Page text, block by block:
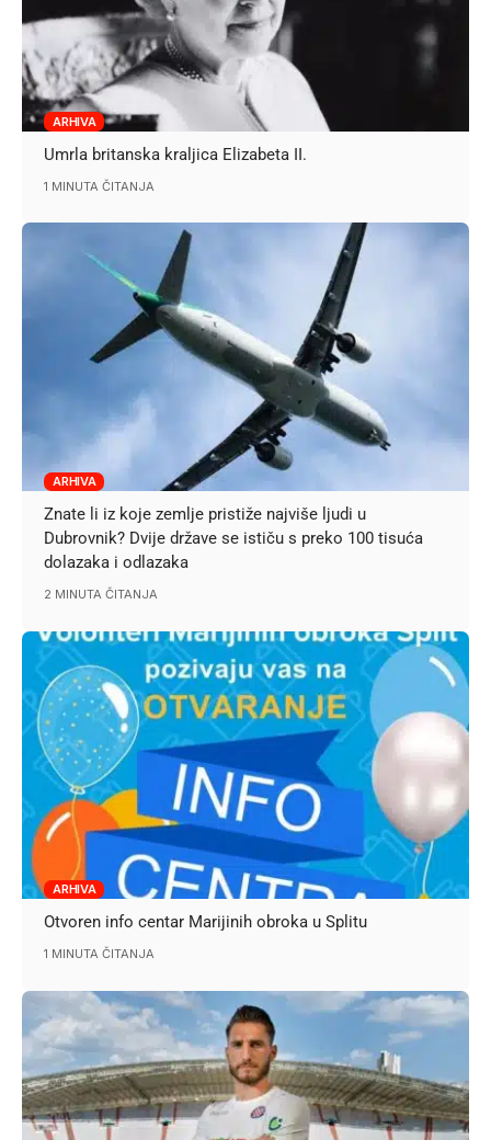
ARHIVA
Umrla britanska kraljica Elizabeta II.
1 MINUTA ČITANJA
ARHIVA
Znate li iz koje zemlje pristiže najviše ljudi u
Dubrovnik? Dvije države se ističu s preko 100 tisuća
dolazaka i odlazaka
2 MINUTA ČITANJA
ARHIVA
Otvoren info centar Marijinih obroka u Splitu
1 MINUTA ČITANJA